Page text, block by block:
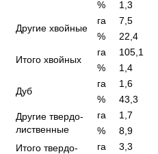
% 1,3
Другие хвойные
га 7,5
%
22,4
Итого хвойных
га 105,1
%
1,4
Дуб
га 1,6
%
43,3
Другие твердо-
лиственные
га 1,7
%
8,9
Итого твердо-
га 3,3